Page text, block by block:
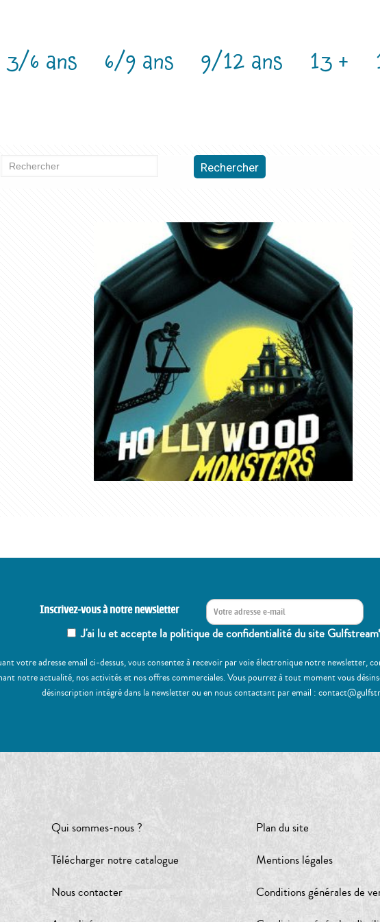
3/6 ans 6/9 ans 9/12 ans 13 +
Rechercher
Inscrivez-vous à notre newsletter
J'ai lu et accepte la politique de confidentialité du site
votre adresse email ci-dessus, vous consentez à recevoir par voie électronique notre newsletter,
notre actualité, nos activités et nos offres commerciales. Vous pourrez à tout moment vous
désinscription intégré dans la newsletter ou en nous contactant par email :
Qui sommes-nous ?
Télécharger notre catalogue
Nous contacter
Plan du site
Mentions légales
Conditions générales de